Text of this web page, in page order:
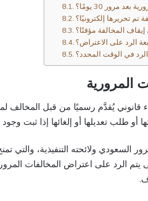
مرور 30 يومًا؟
تحريرها إلكترونيًا؟
المخالفة مؤقتًا؟
الرد على الاعتراض؟
في الوقت المحدد؟
المرورية
قانوني يُقدَّم رسميًا من قبل المخالف
طلب تعديلها أو إلغائها إذا ثبت
السعودي ولائحته التنفيذية، والتي
يتم الرد على اعتراض المخالفات